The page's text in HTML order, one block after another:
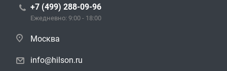
+7 (499) 288-09-96
Ежедневно: 9:00 - 18:00
Москва
info@hilson.ru